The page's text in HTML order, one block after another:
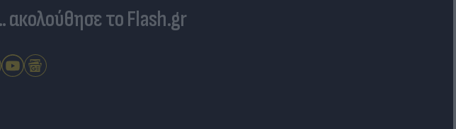
ακολούθησε το Flash.gr